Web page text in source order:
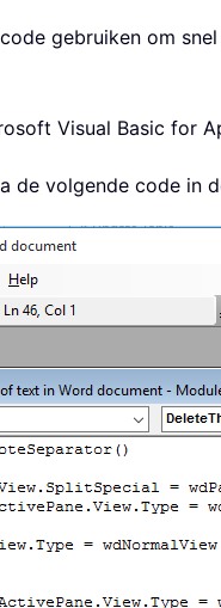
gebruiken om
Visual Basic for
de volgende code in